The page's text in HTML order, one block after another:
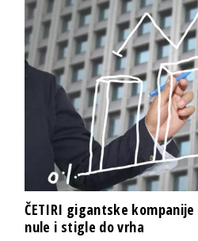
ČETIRI gigantske
nule i stigle do vrha